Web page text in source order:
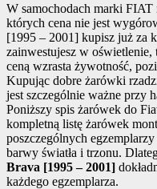
W samochodach marki FIAT
których cena nie jest
[1995 – 2001] kupisz już za
zainwestujesz w
ceną wzrasta żywotność,
Kupując dobre żarówki
jest szczególnie ważne przy
Poniższy spis żarówek do
kompletną listę żarówek
poszczególnych
barwy światła i trzonu.
Brava [1995 – 2001]
każdego egzemplarza.